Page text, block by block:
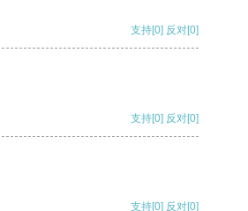
支持[0] 反对[0]
支持[0] 反对[0]
支持[0] 反对[0]